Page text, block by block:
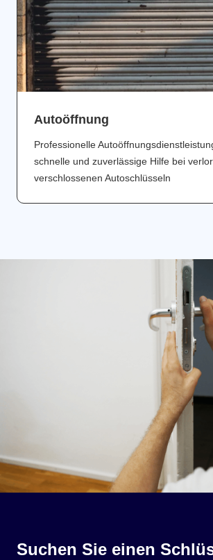
Аutoöffnung
Professionelle
schnelle und zuverlässige Hilfe bei
verschlossenen Autoschlüsseln
Suchen Sie einen